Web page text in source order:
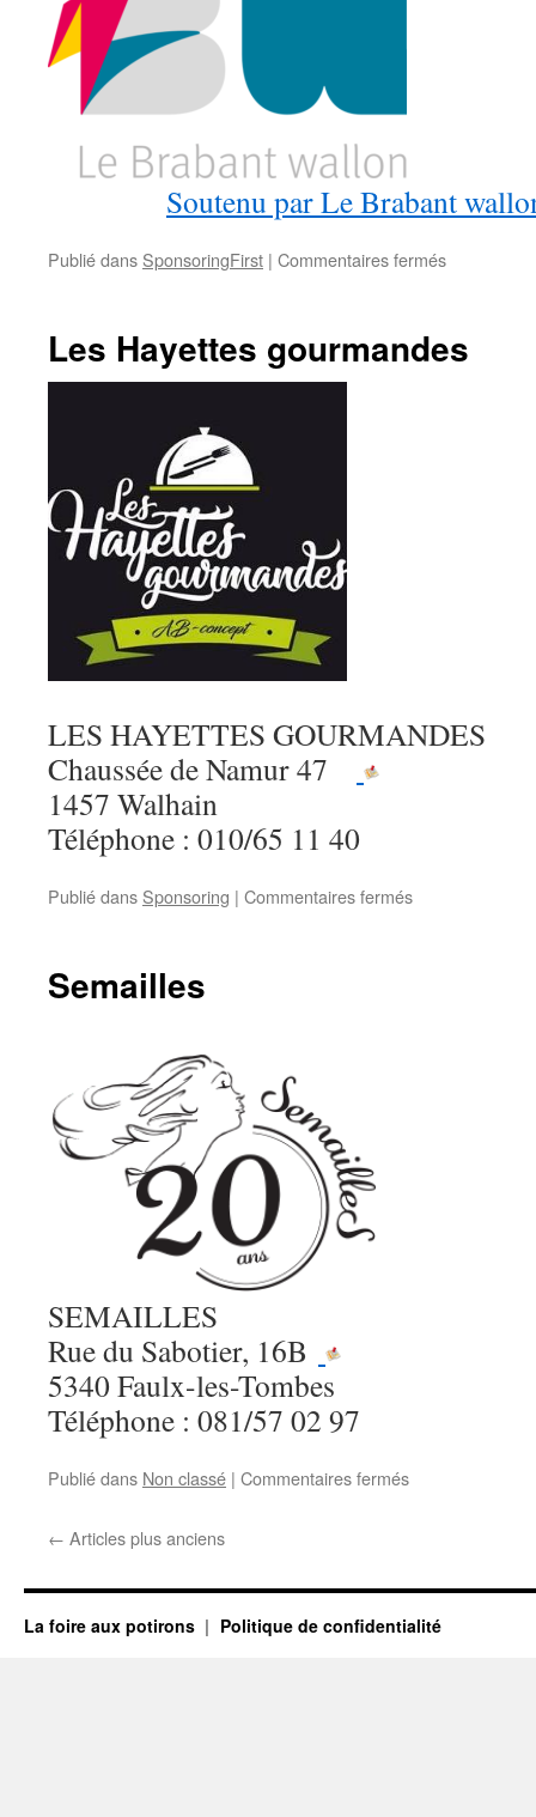
Soutenu par Le Brabant
Publié dans SponsoringFirst | Commentaires ferméssur
Les Hayettes gourmandes
LES HAYETTES GOURMANDES
Chaussée de Namur 47
1457 Walhain
Téléphone : 010/65 11 40
Publié dans Sponsoring | Commentaires ferméssur
Semailles
SEMAILLES
Rue du Sabotier, 16B
5340 Faulx-les-Tombes
Téléphone : 081/57 02 97
Publié dans Non classé | Commentaires ferméssur
← Articles plus anciens
La foire aux potirons Politique de confidentialité